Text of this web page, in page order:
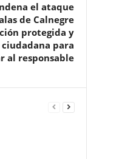
el ataque
de Calnegre
protegida y
para
al responsable